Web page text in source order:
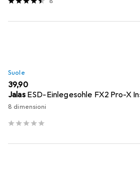
Suole
EUR
39,90
Jalas ESD-Einlegesohle FX2 Pro-X
8 dimensioni